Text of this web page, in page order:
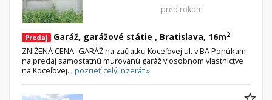
Uložiť vyhľadávanie
Zasielať na email
Zatvoriť vyhľadávanie
Predaj Garáž, garážové státie , Bratislava, 16m2
ZNÍŽENÁ CENA- GARÁŽ na začiatku Koceľovej ul. v BA Ponúkam
na predaj samostatnú murovanú garáž v osobnom vlastníctve
na Koceľovej... pozrieť celý inzerát »
pred rokom